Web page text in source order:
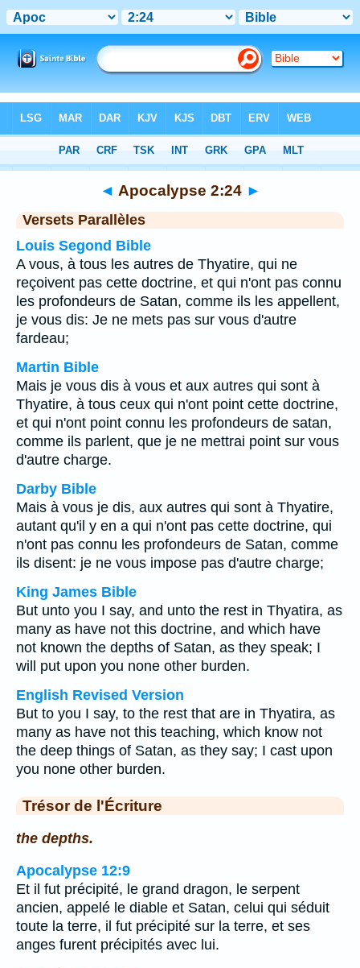
Chapitre 2 > Verset 24
◄ Apocalypse 2:24 ►
Versets Parallèles
Louis Segond Bible
A vous, à tous les autres de Thyatire, qui ne
reçoivent pas cette doctrine, et qui n'ont pas connu
les profondeurs de Satan, comme ils les appellent,
je vous dis: Je ne mets pas sur vous d'autre
fardeau;
Martin Bible
Mais je vous dis à vous et aux autres qui sont à
Thyatire, à tous ceux qui n'ont point cette doctrine,
et qui n'ont point connu les profondeurs de satan,
comme ils parlent, que je ne mettrai point sur vous
d'autre charge.
Darby Bible
Mais à vous je dis, aux autres qui sont à Thyatire,
autant qu'il y en a qui n'ont pas cette doctrine, qui
n'ont pas connu les profondeurs de Satan, comme
ils disent: je ne vous impose pas d'autre charge;
King James Bible
But unto you I say, and unto the rest in Thyatira, as
many as have not this doctrine, and which have
not known the depths of Satan, as they speak; I
will put upon you none other burden.
English Revised Version
But to you I say, to the rest that are in Thyatira, as
many as have not this teaching, which know not
the deep things of Satan, as they say; I cast upon
you none other burden.
Trésor de l'Écriture
the depths.
Apocalypse 12:9
Et il fut précipité, le grand dragon, le serpent
ancien, appelé le diable et Satan, celui qui séduit
toute la terre, il fut précipité sur la terre, et ses
anges furent précipités avec lui.